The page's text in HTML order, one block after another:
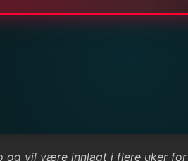
og vil være innlagt i flere uker for